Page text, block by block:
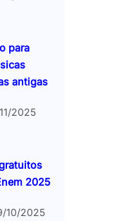
para
antigas
2025
2025
10/2025